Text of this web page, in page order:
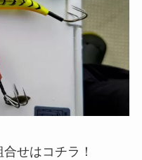
せはコチラ！